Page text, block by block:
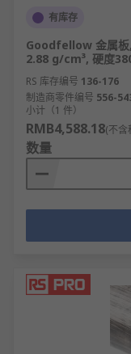
有库存
Goodfellow 金属
2.88 g/cm³, 硬度
RS 库存编号 136-176
制造商零件编号 556-
小计（1 件）
RMB4,588.18(不含
数量